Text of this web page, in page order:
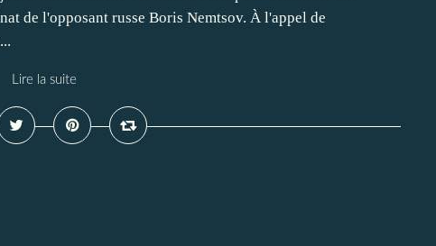
de l'opposant russe Boris Nemtsov. À l'appel de
Lire la suite